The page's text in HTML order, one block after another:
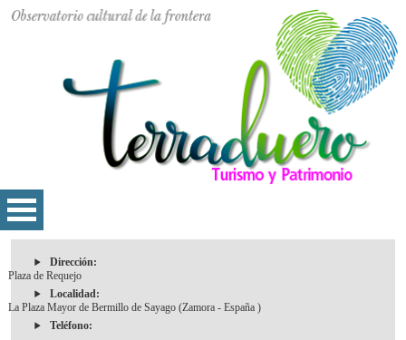
Dirección:
Plaza de Requejo
Localidad:
La Plaza Mayor de Bermillo de Sayago (Zamora - España )
Teléfono: